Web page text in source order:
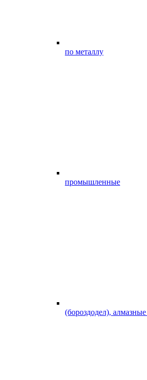
по металлу
промышленные
(бороздодел),